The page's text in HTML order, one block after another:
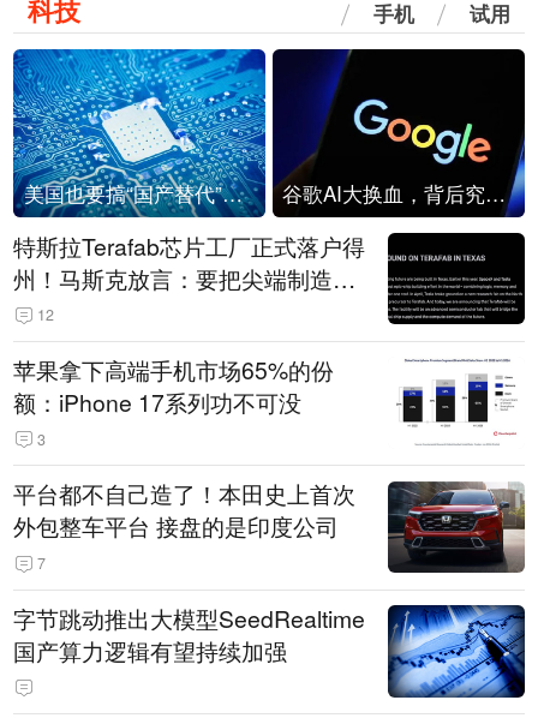
科技 手机 试用
美国也要搞“国产替代”？先算清三笔账 谷歌AI大换血，背后究竟发生了什么？
特斯拉Terafab芯片工厂正式落户得
州！马斯克放言：要把尖端制造带
回美国
12
苹果拿下高端手机市场65%的份
额：iPhone 17系列功不可没
3
平台都不自己造了！本田史上首次
外包整车平台 接盘的是印度公司
7
字节跳动推出大模型SeedRealtime
国产算力逻辑有望持续加强